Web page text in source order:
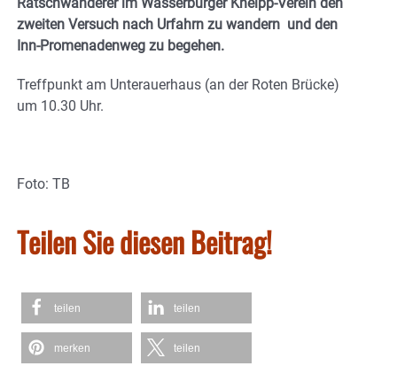
zweiten Versuch nach Urfahrn zu wandern und den
Inn-Promenadenweg zu begehen.
Treffpunkt am Unterauerhaus (an der Roten Brücke)
um 10.30 Uhr.
Foto: TB
Teilen Sie diesen Beitrag!
teilen teilen
merken teilen